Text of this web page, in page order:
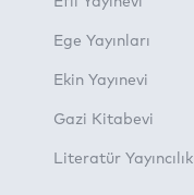
Ege Yayınları
Ekin Yayınevi
Gazi Kitabevi
Literatür Yayıncılık